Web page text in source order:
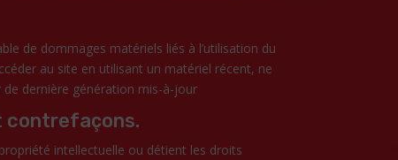
de dommages matériels liés à l’utilisation du
au site en utilisant un matériel récent, ne
dernière génération mis-à-jour
contrefaçons.
intellectuelle ou détient les droits